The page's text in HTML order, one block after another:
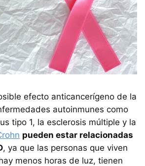
efecto anticancerígeno de la
autoinmunes como
tipo 1, la esclerosis múltiple y la
pueden estar relacionadas
, ya que las personas que viven
menos horas de luz, tienen